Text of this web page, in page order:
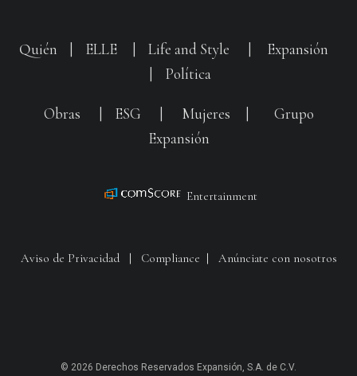
Quién ELLE Life and Style
Expansión
Política
Obras ESG Mujeres
Grupo
Expansión
Entertainment
Aviso de Privacidad| Compliance Anúnciate con nosotros
© 2026 Derechos Reservados Expansión, S.A. de C.V.